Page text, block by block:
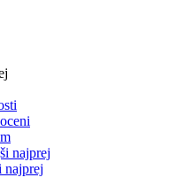
najprej
najprej